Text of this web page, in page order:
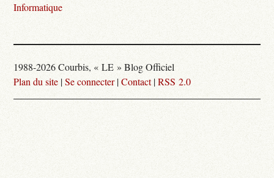
Informatique
1988-2026 Courbis, « LE » Blog Officiel
Plan du site |Se connecter|Contact|RSS 2.0